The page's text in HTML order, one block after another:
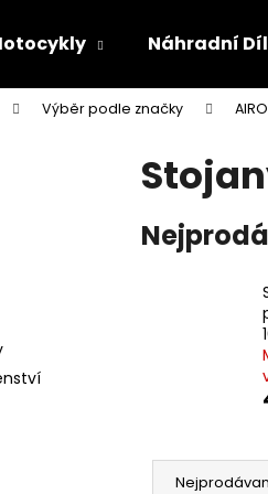
Náhradní
Výběr podle značky
Ř
Co